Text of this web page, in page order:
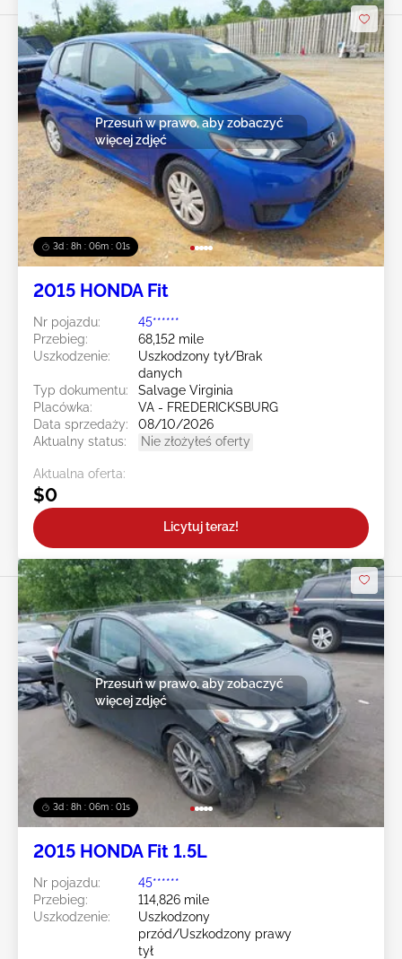
3d : 8h : 05m : 59s
Przesuń w prawo, aby zobaczyć
więcej zdjęć
2015 HONDA Fit
Nr pojazdu:
45******
Przebieg:
68,152 mile
Uszkodzenie:
Uszkodzony tył/Brak
danych
Typ dokumentu:
Salvage Virginia
Placówka:
VA - FREDERICKSBURG
Data sprzedaży:
08/10/2026
Aktualny status:
Nie złożyłeś oferty
Aktualna oferta:
$0
Licytuj teraz!
3d : 8h : 05m : 59s
Przesuń w prawo, aby zobaczyć
więcej zdjęć
2015 HONDA Fit 1.5L
Nr pojazdu:
45******
Przebieg:
114,826 mile
Uszkodzenie:
Uszkodzony
przód/Uszkodzony prawy
tył